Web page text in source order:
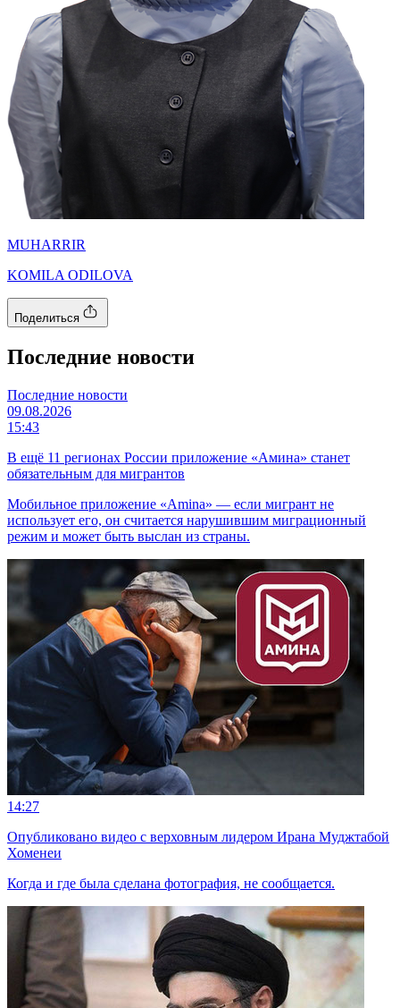
MUHARRIR
KOMILA ODILOVA
Поделиться
Последние новости
Последние новости
09.08.2026
15:43
В ещё 11 регионах России приложение «Амина» станет
обязательным для мигрантов
Мобильное приложение «Amina» — если мигрант не
использует его, он считается нарушившим миграционный
режим и может быть выслан из страны.
14:27
Опубликовано видео с верховным лидером Ирана Муджтабой
Хоменеи
Когда и где была сделана фотография, не сообщается.